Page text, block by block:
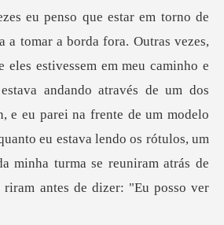
estar em torno de
a tomar a borda fora. Outras vezes,
eles estivessem em meu caminho e
andando através de um dos
e eu